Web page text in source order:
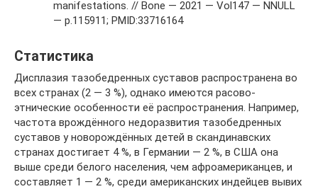
manifestations. // Bone — 2021 — Vol147 — NNULL
— p.115911; PMID:33716164
Статистика
Дисплазия тазобедренных суставов распространена во
всех странах (2 — 3 %), однако имеются расово-
этнические особенности её распространения. Например,
частота врождённого недоразвития тазобедренных
суставов у новорождённых детей в скандинавских
странах достигает 4 %, в Германии — 2 %, в США она
выше среди белого населения, чем афроамериканцев, и
составляет 1 — 2 %, среди американских индейцев вывих